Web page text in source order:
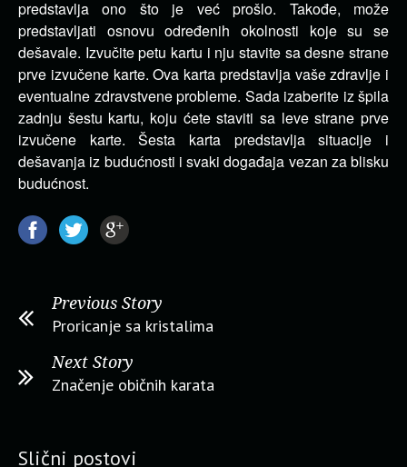
predstavlja ono što je već prošlo. Takođe, može
predstavljati osnovu određenih okolnosti koje su se
dešavale. Izvučite petu kartu i nju stavite sa desne strane
prve izvučene karte. Ova karta predstavlja vaše zdravlje i
eventualne zdravstvene probleme. Sada izaberite iz špila
zadnju šestu kartu, koju ćete staviti sa leve strane prve
izvučene karte. Šesta karta predstavlja situacije i
dešavanja iz budućnosti i svaki događaja vezan za blisku
budućnost.
Previous Story
Proricanje sa kristalima
Next Story
Značenje običnih karata
Slični postovi